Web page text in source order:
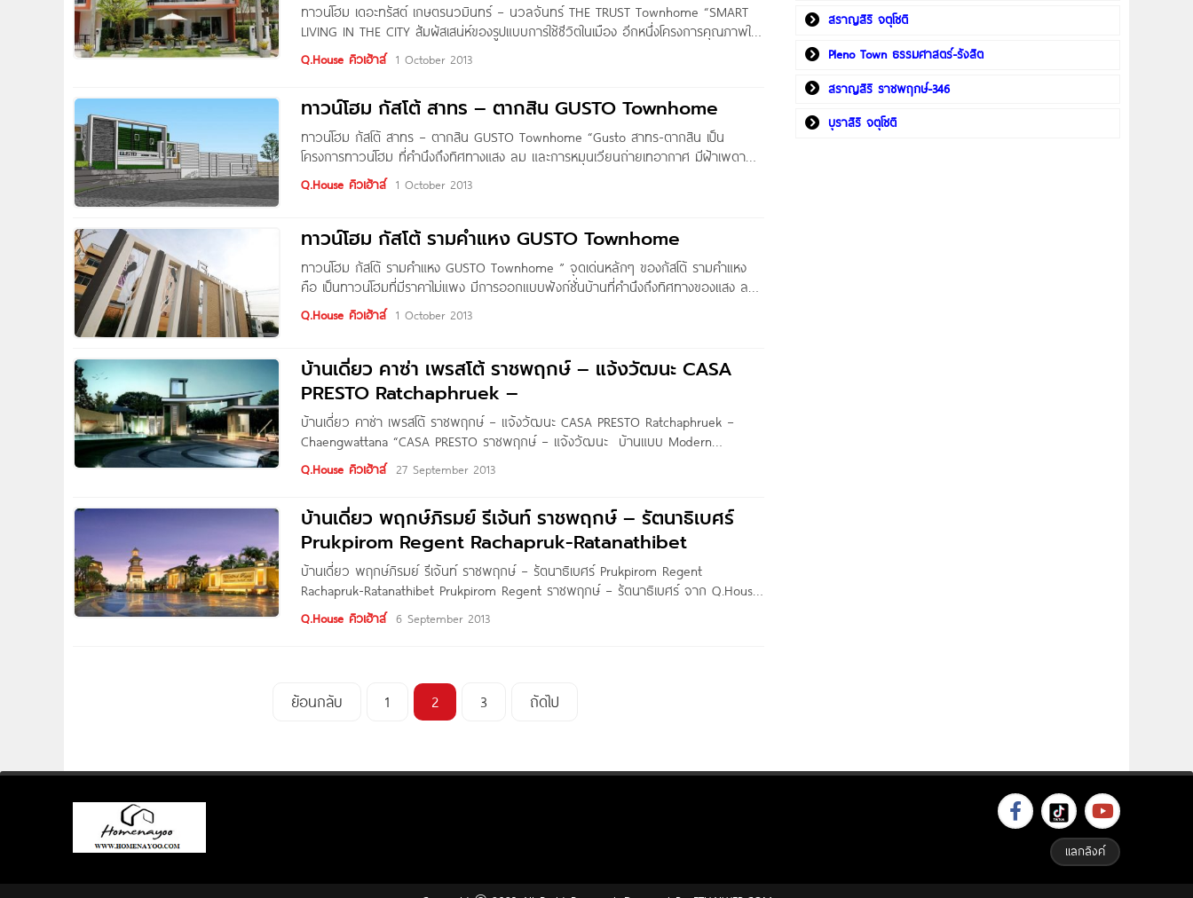
ทาวน์โฮม เดอะทรัสต์ เกษตรนวมินทร์ – นวลจันทร์ THE TRUST Townhome “SMART
LIVING IN THE CITY สัมผัสเสน่ห์ของรูปแบบการใช้ชีวิตในเมือง อีกหนึ่งโครงการคุณภาพใน
เครือ Q. House โครงการสามารถเข้าออกได้หลายเส้นทาง อยู่ในแหล่งชุมชน ใกล้จุดขึ้น-ลง
ทางด่วนรามอินทรา-อาจณรงค์ และวงแหวนตะวันออก” ชื่อโครงการ เดอะทรัสต์ ทาวน์
Q.House คิวเฮ้าส์ 1 October 2013
ทาวน์โฮม กัสโต้ สาทร – ตากสิน GUSTO Townhome
ทาวน์โฮม กัสโต้ สาทร – ตากสิน GUSTO Townhome “Gusto สาทร-ตากสิน เป็น
โครงการทาวน์โฮม ที่คำนึงถึงทิศทางแสง ลม และการหมุนเวียนถ่ายเทอากาศ มีฝ้าเพดาน
สูงเกือบ 3 เมตร ห้องอเนกประสงค์ชั้นล่างสามารถปรับเปลี่ยนเป็นห้องต่างๆ ตามต้องการ
เพื่อการใช้ประโยชน์อย่างคุ้มค่า มีสวนสาธารณะในโครงการ และระบบสาธารณูปโภคพื้นฐาน
วิลเลจ
Q.House คิวเฮ้าส์ 1 October 2013
ทาวน์โฮม กัสโต้ รามคำแหง GUSTO Townhome
ทาวน์โฮม กัสโต้ รามคำแหง GUSTO Townhome ” จุดเด่นหลักๆ ของกัสโต้ รามคำแหง
คือ เป็นทาวน์โฮมที่มีราคาไม่แพง มีการออกแบบฟังก์ชั่นบ้านที่คำนึงถึงทิศทางของแสง ลม
และการหมุนเวียนถ่ายเทอากาศ มีฝ้าเผดานสูงเกือบ 3 เมตร ทำให้รู้สึกโปร่งสบายตา มี
ห้องน้ำส่วนตัวในห้องนอนใหญ่ ส่วนของห้องอเนกประสงค์ชั้นล่างก็สามารถปรับเปลี่ยนเป็น
รามคำแหง GUSTO Townhome เจ้าของโครงการ กัสโต้ วิลเลจ จำกัด
Q.House คิวเฮ้าส์ 1 October 2013
บ้านเดี่ยว คาซ่า เพรสโต้ ราชพฤกษ์ – แจ้งวัฒนะ CASA
PRESTO Ratchaphruek –
บ้านเดี่ยว คาซ่า เพรสโต้ ราชพฤกษ์ – แจ้งวัฒนะ CASA PRESTO Ratchaphruek –
Chaengwattana “CASA PRESTO ราชพฤกษ์ – แจ้งวัฒนะ บ้านแบบ Modern
Boutique Concept เราเตรียมพร้อมพื้นที่ให้คุณสร้างแรงบันดาลใจการดีไซน์ชีวิต ด้วย
ขนาดพื้นที่ใช้สอยที่รองรับครบทุกการใช้งานเพื่อให้คุณใช้ชีวิตได้แตกต่างอย่างไม่ซ้ำใคร เติม
แตกต่างอย่างชิลล์ ชิลล์
Q.House คิวเฮ้าส์ 27 September 2013
บ้านเดี่ยว พฤกษ์ภิรมย์ รีเจ้นท์ ราชพฤกษ์ – รัตนาธิเบศร์
Prukpirom Regent Rachapruk-Ratanathibet
บ้านเดี่ยว พฤกษ์ภิรมย์ รีเจ้นท์ ราชพฤกษ์ – รัตนาธิเบศร์ Prukpirom Regent
Rachapruk-Ratanathibet Prukpirom Regent ราชพฤกษ์ – รัตนาธิเบศร์ จาก Q.House
ตั้งอยู่บนถนนราชพฤกษ์ ตำบลบางพลับ อำเภอปากเกร็ด จังหวัดนนทบุรี เดินทางสะดวก
เชื่อมต่อถนนชัยพฤกษ์, ถนนกาญจนาภิเษก, ถนนราชพฤกษ์, ถนนบางกรวย-ไทรน้อย และ
Q.House คิวเฮ้าส์ 6 September 2013
ย้อนกลับ 1 2 3 ถัดไป
สราญสิริ จตุโชติ
Pleno Town ธรรมศาสตร์-รังสิต
สราญสิริ ราชพฤกษ์-346
บุราสิริ จตุโชติ
แลกลิงค์